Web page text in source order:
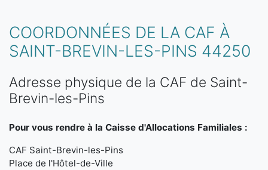
COORDONNÉES DE LA CAF À
SAINT-BREVIN-LES-PINS 44250
Adresse physique de la CAF de Saint-
Brevin-les-Pins
Pour vous rendre à la Caisse d'Allocations Familiales :
CAF Saint-Brevin-les-Pins
Place de l'Hôtel-de-Ville